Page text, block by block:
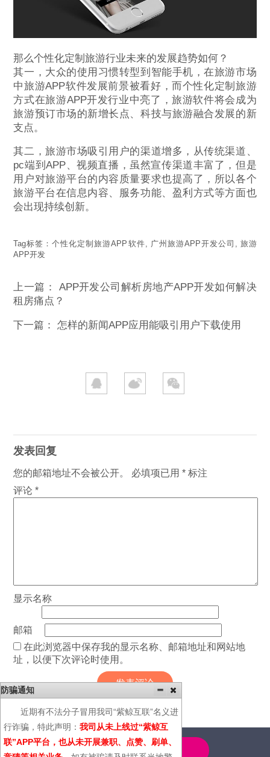
那么个性化定制旅游行业未来的发展趋势如何？
其一，大众的使用习惯转型到智能手机，在旅游市场
中旅游APP软件发展前景被看好，而个性化定制旅游
方式在旅游APP开发行业中亮了，旅游软件将会成为
旅游预订市场的新增长点、科技与旅游融合发展的新
支点。
其二，旅游市场吸引用户的渠道增多，从传统渠道、
pc端到APP、视频直播，虽然宣传渠道丰富了，但是
用户对旅游平台的内容质量要求也提高了，所以各个
旅游平台在信息内容、服务功能、盈利方式等方面也
会出现持续创新。
Tag标签：个性化定制旅游APP软件 广州旅游APP开发公司
旅游
APP开发
上一篇： APP开发公司解析房地产APP开发如何解决
租房痛点？
下一篇：怎样的新闻APP应用能吸引用户下载使用
发表回复
您的邮箱地址不会被公开。 必填项已用* 标注
评论*
显示名称
邮箱
在此浏览器中保存我的显示名称、邮箱地址和网站地
址，以便下次评论时使用。
4000-600-366
防骗通知
近期有不法分子冒用我司“紫鲸互联”名义进
行诈骗，特此声明： 我司从未上线过“紫鲸互
联”APP平台，也从未开展兼职、点赞、刷单、